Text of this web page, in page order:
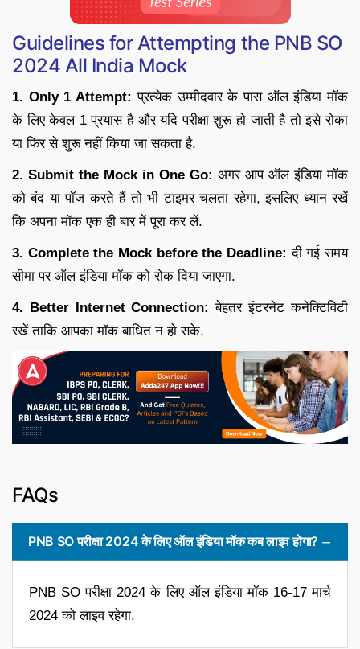
Guidelines for Attempting the PNB SO
2024 All India Mock
1. Only 1 Attempt:प्रत्येक उम्मीदवार के पास ऑल इंडिया मॉक
के लिए केवल 1 प्रयास है और यदि परीक्षा शुरू हो जाती है तो इसे रोका
या फिर से शुरू नहीं किया जा सकता है.
2. Submit the Mock in One Go: अगर आप ऑल इंडिया मॉक
को बंद या पॉज करते हैं तो भी टाइमर चलता रहेगा, इसलिए ध्यान रखें
कि अपना मॉक एक ही बार में पूरा कर लें.
3. Complete the Mock before the Deadline:दी गई समय
सीमा पर ऑल इंडिया मॉक को रोक दिया जाएगा.
4. Better Internet Connection:बेहतर इंटरनेट कनेक्टिविटी
रखें ताकि आपका मॉक बाधित न हो सके.
FAQs
PNB SO परीक्षा 2024 के लिए ऑल इंडिया मॉक कब लाइव होगा?
PNB SO परीक्षा 2024 के लिए ऑल इंडिया मॉक 16-17 मार्च
2024 को लाइव रहेगा.